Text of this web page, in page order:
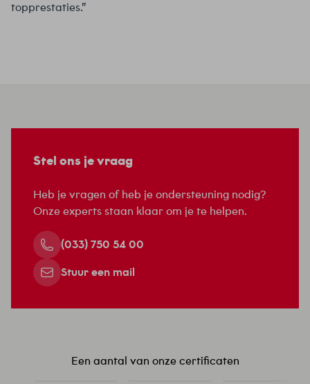
topprestaties.”
Stel ons je vraag
Heb je vragen of heb je ondersteuning nodig?
Onze experts staan klaar om je te helpen.
(033) 750 54 00
Stuur een mail
Een aantal van onze certificaten